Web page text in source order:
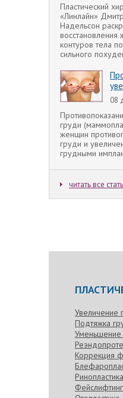
Пластический
«Линлайн»
Надельсон
восстановления
контуров тела
сильного
08
груди
женщин
груди и
грудными
читать все
Увеличение
Подтяжка
Уменьшение
Коррекция
Ринопластика
Фейслифтинг